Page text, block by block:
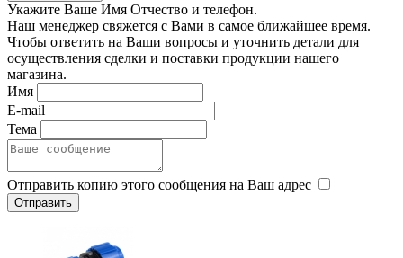
Укажите Ваше Имя Отчество и телефон.
Наш менеджер свяжется с Вами в самое ближайшее время.
Чтобы ответить на Ваши вопросы и уточнить детали для
осуществления сделки и поставки продукции нашего
магазина.
Имя
E-mail
Тема
Отправить копию этого сообщения на Ваш адрес